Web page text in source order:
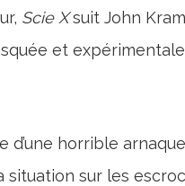
Scie Xsuit John
et expérimentale
d’une horrible
sur les